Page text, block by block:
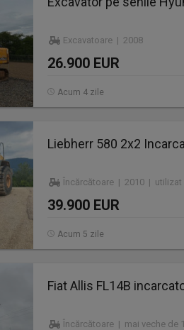
Excavatoare | 2008
26.900 EUR
Acum 4 zile
Liebherr 580 2x2
Încărcătoare | 2010 | utilizat
39.900 EUR
Acum 5 zile
Fiat Allis FL14B
Încărcătoare | mai veche de